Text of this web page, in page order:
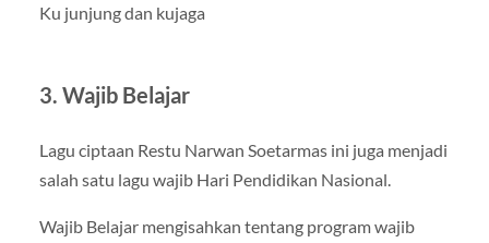
Ku junjung dan kujaga
3. Wajib Belajar
Lagu ciptaan Restu Narwan Soetarmas ini juga menjadi
salah satu lagu wajib Hari Pendidikan Nasional.
Wajib Belajar mengisahkan tentang program wajib